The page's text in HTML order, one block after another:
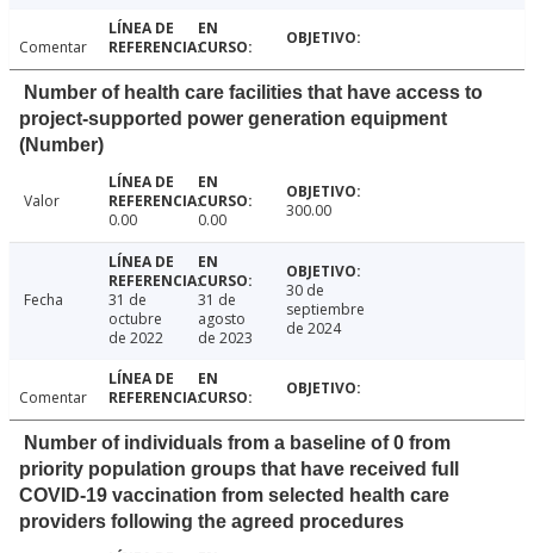
Comentar
Number of health care facilities that have access to
project-supported power generation equipment
(Number)
Valor
0.00
0.00 300.00
Fecha
31 de
octubre
de 2022
31 de
agosto
de 2023
30 de
septiembre
de 2024
Comentar
Number of individuals from a baseline of 0 from
priority population groups that have received full
COVID-19 vaccination from selected health care
providers following the agreed procedures